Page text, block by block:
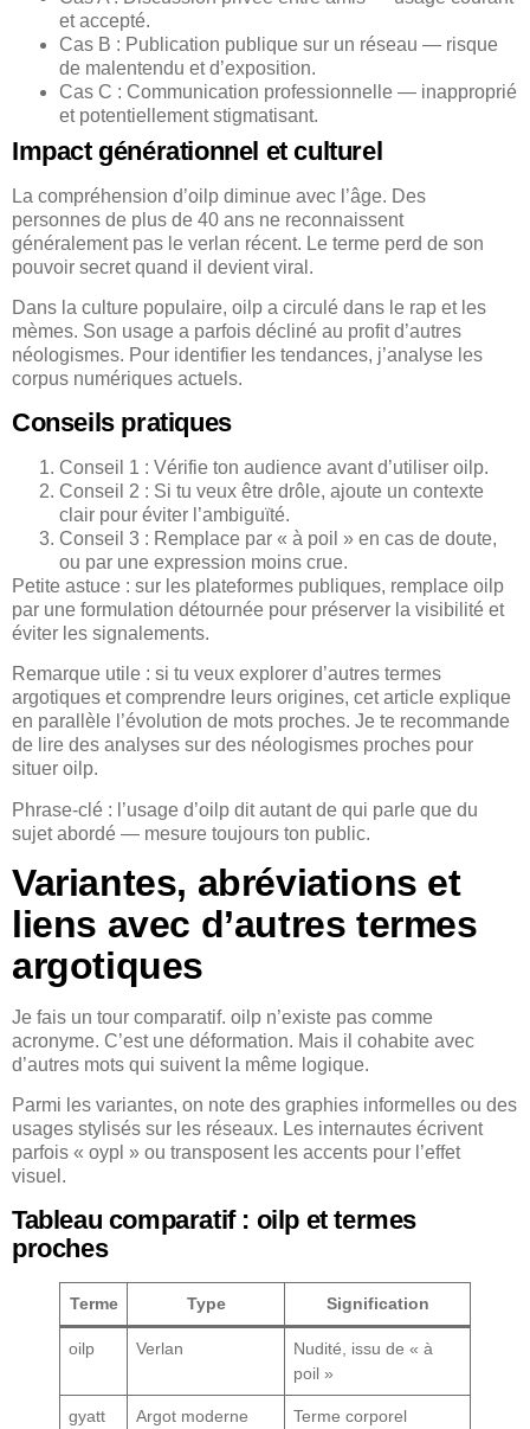
et accepté.
Cas B : Publication publique sur un réseau — risque
de malentendu et d’exposition.
Cas C : Communication professionnelle — inapproprié
et potentiellement stigmatisant.
Impact générationnel et culturel
La compréhension d’oilp diminue avec l’âge. Des
personnes de plus de 40 ans ne reconnaissent
généralement pas le verlan récent. Le terme perd de son
pouvoir secret quand il devient viral.
Dans la culture populaire, oilp a circulé dans le rap et les
mèmes. Son usage a parfois décliné au profit d’autres
néologismes. Pour identifier les tendances, j’analyse les
corpus numériques actuels.
Conseils pratiques
Conseil 1 : Vérifie ton audience avant d’utiliser oilp.
Conseil 2 : Si tu veux être drôle, ajoute un contexte
clair pour éviter l’ambiguïté.
Conseil 3 : Remplace par « à poil » en cas de doute,
ou par une expression moins crue.
Petite astuce : sur les plateformes publiques, remplace oilp
par une formulation détournée pour préserver la visibilité et
éviter les signalements.
Remarque utile : si tu veux explorer d’autres termes
argotiques et comprendre leurs origines, cet article explique
en parallèle l’évolution de mots proches. Je te recommande
de lire des analyses sur des néologismes proches pour
situer oilp.
Phrase-clé : l’usage d’oilp dit autant de qui parle que du
sujet abordé — mesure toujours ton public.
Variantes, abréviations et
liens avec d’autres termes
argotiques
Je fais un tour comparatif. oilp n’existe pas comme
acronyme. C’est une déformation. Mais il cohabite avec
d’autres mots qui suivent la même logique.
Parmi les variantes, on note des graphies informelles ou des
usages stylisés sur les réseaux. Les internautes écrivent
parfois « oypl » ou transposent les accents pour l’effet
visuel.
Tableau comparatif : oilp et termes
proches
Terme Type Signification
oilp Verlan
Nudité, issu de « à
poil »
gyatt Argot moderne
Terme corporel